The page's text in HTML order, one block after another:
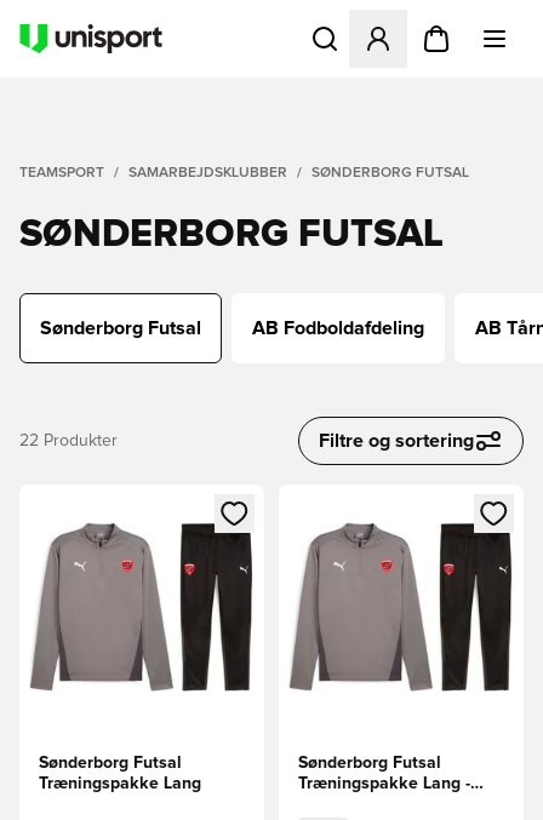
Åbner en Modal til at
TEAMSPORT SAMARBEJDSKLUBBER SØNDERBORG FUTSAL
SØNDERBORG FUTSAL
Sønderborg Futsal AB Fodboldafdeling AB
22 Produkter Filtre og sortering
Åbner en Modal til at logge ind eller tilmelde dig som
Sønderborg Futsal
Træningspakke Lang
Åbner en Modal til at logge
Sønderborg Futsal
Træningspakke Lang -